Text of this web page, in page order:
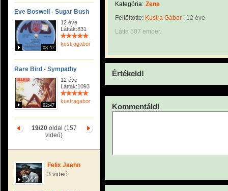
Eve Boswell - Sugar Bush
03:47
12 éve
Látták:831
kustragabor
Rare Bird - Sympathy
02:47
12 éve
Látták:1093
kustragabor
19/20oldal (157
videó)
Felix Jaehn
3 videó
Kategória: Zene
Feltöltötte: Kustra Gábor
12 éve
Látta 507 ember.
Értékeld!
Kommentáld!